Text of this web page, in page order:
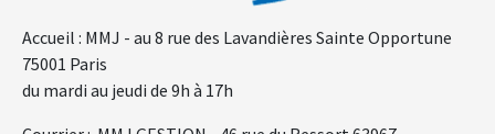
Accueil : MMJ - au 8 rue des Lavandières Sainte Opportune
75001 Paris
du mardi au jeudi de 9h à 17h